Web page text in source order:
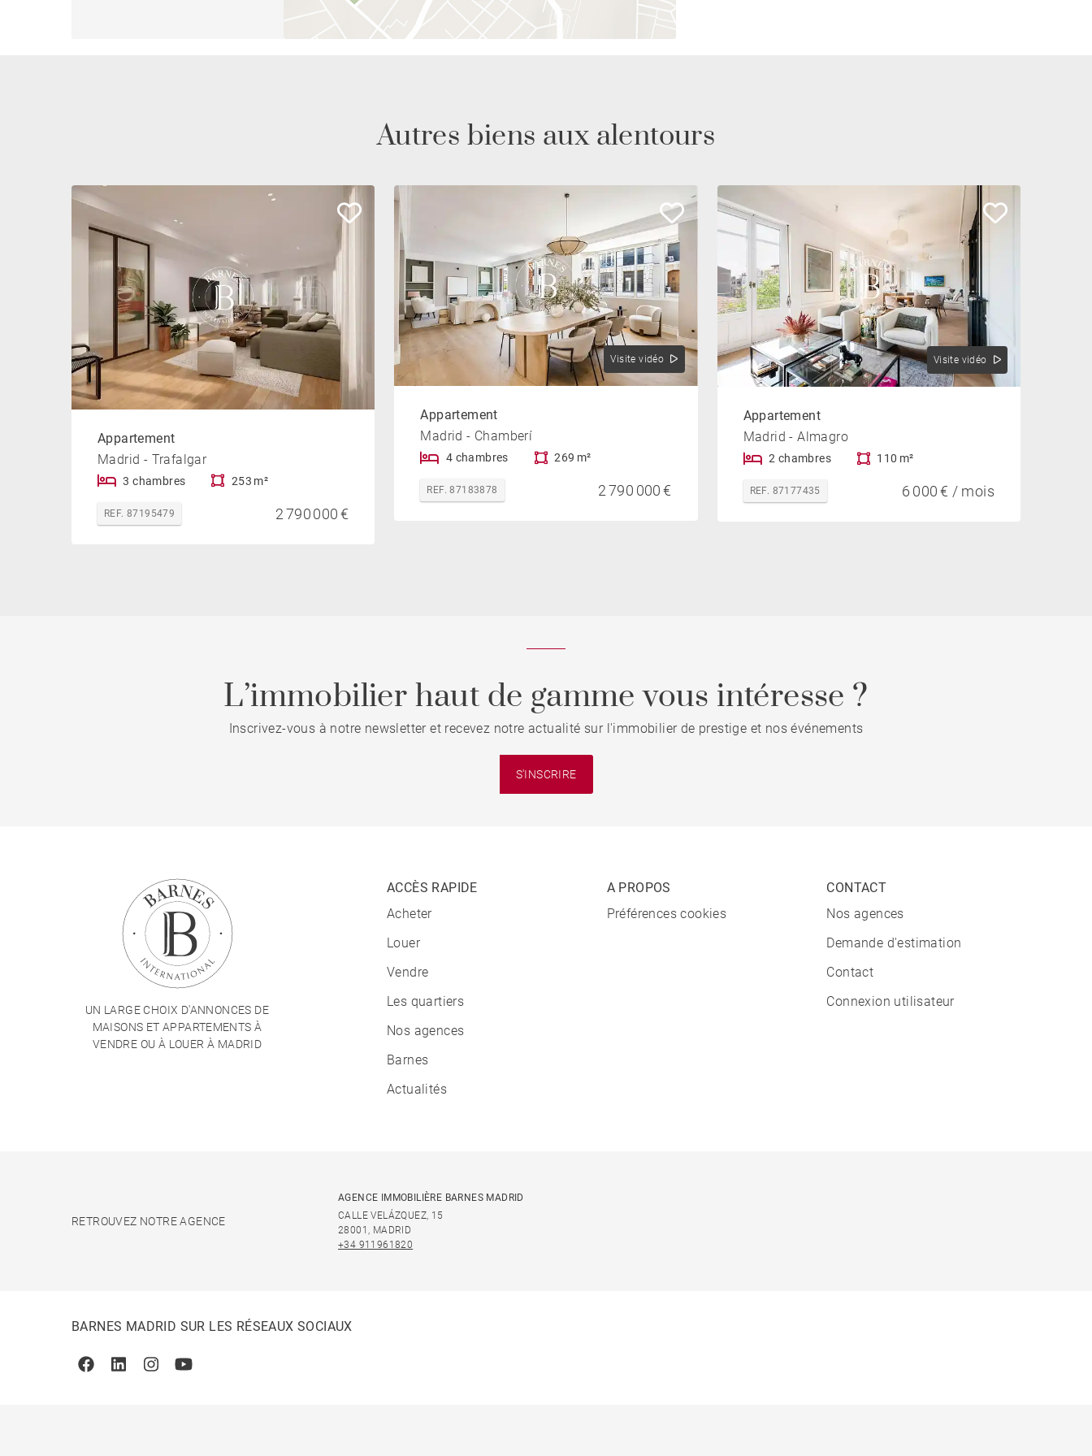
Autres biens aux alentours
Appartement
Madrid - Trafalgar
3 chambres 253 m²
REF. 87195479 2 790 000 €
Visite vidéo
Appartement
Madrid - Chamberí
4 chambres 269 m²
REF. 87183878 2 790 000 €
Visite vidéo
Appartement
Madrid - Almagro
2 chambres 110 m²
REF. 87177435 6 000 € / mois
L’immobilier haut de gamme vous intéresse ?
Inscrivez-vous à notre newsletter et recevez notre actualité sur l'immobilier de prestige et nos événements
S'INSCRIRE
UN LARGE CHOIX D'ANNONCES DE
MAISONS ET APPARTEMENTS À
VENDRE OU À LOUER À MADRID
ACCÈS RAPIDE
Acheter
Louer
Vendre
Les quartiers
Nos agences
Barnes
Actualités
A PROPOS
Préférences cookies
CONTACT
Nos agences
Demande d'estimation
Contact
Connexion utilisateur
RETROUVEZ NOTRE AGENCE
AGENCE IMMOBILIÈRE BARNES MADRID
CALLE VELÁZQUEZ, 15
28001, MADRID
+34 911961820
BARNES MADRID SUR LES RÉSEAUX SOCIAUX
FacebookLinkedinInstagramYoutube